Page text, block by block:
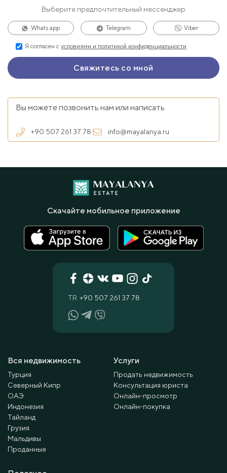
Выберите предпочтительный мессенджер
Whats app Telegram Viber
Я согласен с условиями и политикой конфиденциальности
Вы можете позвонить нам или написать
+90 507 261 37 78 info@mayalanya.ru
Вся недвижимость
Турция
Северный Кипр
ОАЭ
Индонезия
Тайланд
Грузия
Мальдивы
Проданные
Услуги
Продать недвижимость
Консультация юриста
Онлайн-просмотр
Онлайн-покупка
TR +90 507 261 37 78
Скачайте мобильное приложение